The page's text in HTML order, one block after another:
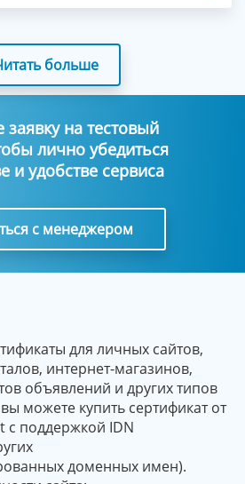
больше
заявку на тестовый
лично убедиться
и удобстве сервиса
с менеджером
для личных сайтов,
интернет-магазинов,
объявлений и других типов
можете купить сертификат от
с поддержкой IDN
доменных имен).